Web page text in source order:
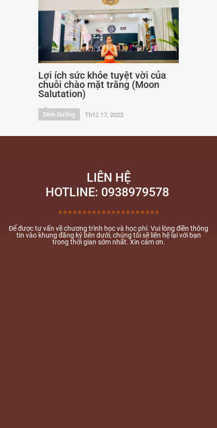
Lợi ích sức khỏe tuyệt vời của
chuỗi chào mặt trăng (Moon
Salutation)
Dinh Dưỡng Th12 17, 2022
LIÊN HỆ
HOTLINE: 0938979578
Để được tư vấn về chương trình học và học phí. Vui lòng điền thông
tin vào khung đăng ký bên dưới, chúng tôi sẽ liên hệ lại với bạn
trong thời gian sớm nhất. Xin cảm ơn.